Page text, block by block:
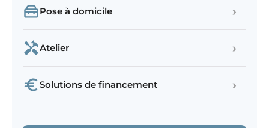
Pose à domicile ›
Atelier ›
Solutions de financement ›